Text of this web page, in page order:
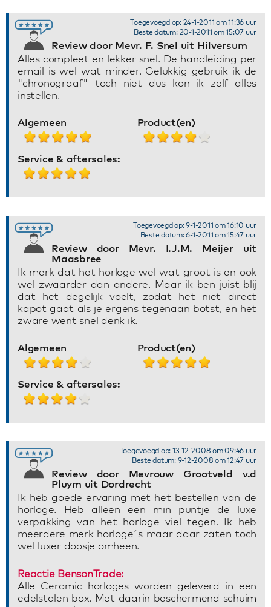
Review door Mevr. F. Snel uit Hilversum
Toegevoegd op: 24-1-2011 om 11:36 uur
Besteldatum: 20-1-2011 om 15:07 uur
Alles compleet en lekker snel. De handleiding per
email is wel wat minder. Gelukkig gebruik ik de
"chronograaf" toch niet dus kon ik zelf alles
instellen.
Algemeen Product(en)
Service & aftersales:
Review door Mevr. I.J.M. Meijer uit
Maasbree
Toegevoegd op: 9-1-2011 om 16:10 uur
Besteldatum: 6-1-2011 om 15:47 uur
Ik merk dat het horloge wel wat groot is en ook
wel zwaarder dan andere. Maar ik ben juist blij
dat het degelijk voelt, zodat het niet direct
kapot gaat als je ergens tegenaan botst, en het
zware went snel denk ik.
Algemeen Product(en)
Service & aftersales:
Review door Mevrouw Grootveld v.d
Pluym uit Dordrecht
Toegevoegd op: 13-12-2008 om 09:46 uur
Besteldatum: 9-12-2008 om 12:47 uur
Ik heb goede ervaring met het bestellen van de
horloge. Heb alleen een min puntje de luxe
verpakking van het horloge viel tegen. Ik heb
meerdere merk horloge´s maar daar zaten toch
wel luxer doosje omheen.
Reactie BensonTrade:
Alle Ceramic horloges worden geleverd in een
edelstalen box. Met daarin beschermend schuim